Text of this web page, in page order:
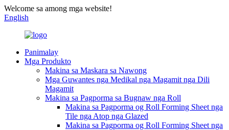
Welcome sa among mga website!
English
Panimalay
Mga Produkto
Makina sa Maskara sa Nawong
Mga Guwantes nga Medikal nga Magamit nga Dili
Magamit
Makina sa Pagporma sa Bugnaw nga Roll
Makina sa Pagporma og Roll Forming Sheet nga
Tile nga Atop nga Glazed
Makina sa Pagporma og Roll Forming Sheet nga